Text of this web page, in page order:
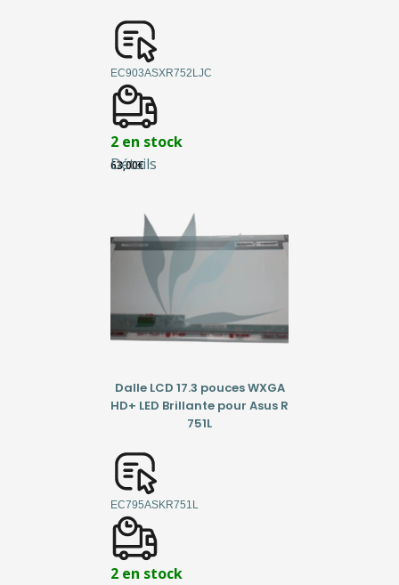
Détails
EC903ASXR752LJC
2 en stock
63,00€
Dalle LCD 17.3 pouces WXGA
HD+ LED Brillante pour Asus R
751L
EC795ASKR751L
2 en stock